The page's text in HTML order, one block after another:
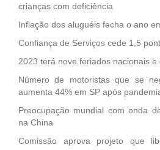
crianças com deficiência
Inflação dos aluguéis fecha o ano
Confiança de Serviços cede 1,5
2023 terá nove feriados nacionais
Número de motoristas que se
aumenta 44% em SP após
Preocupação mundial com onda
na China
Comissão aprova projeto que